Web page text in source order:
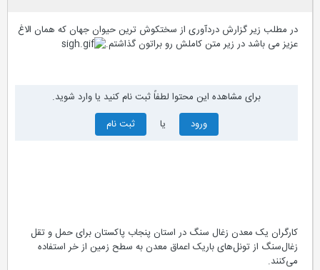
در مطلب زیر گزارش دردآوری از سختکوش ترین حیوان جهان که همان الاغ
عزیز می باشد در زیر متن کاملش رو براتون گذاشتم.
برای مشاهده این محتوا لطفاً ثبت نام کنید یا وارد شوید.
ورود
ثبت نام
کارگران یک معدن زغال سنگ در استان پنجاب پاکستان برای حمل و تقل
زغال‌سنگ از تونل‌های باریک اعماق معدن به سطح زمین از خر استفاده
می‌کنند.